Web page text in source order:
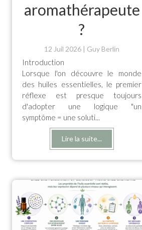
aromathérapeute
?
12 Juil 2026 Guy Berlin
Introduction
Lorsque l'on découvre le monde
des huiles essentielles, le premier
réflexe est presque toujours
d'adopter une logique "un
symptôme = une soluti...
Lire la suite...